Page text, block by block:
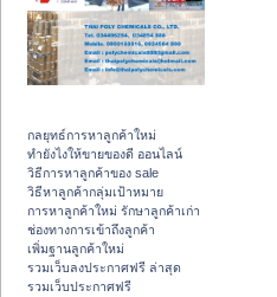
กลยุทธ์การหาลูกค้าใหม่
ทํายังไงให้ขายของดี ออนไลน์
วิธีการหาลูกค้าของ sale
วิธีหาลูกค้ากลุ่มเป้าหมาย
การหาลูกค้าใหม่ รักษาลูกค้าเก่า
ช่องทางการเข้าถึงลูกค้า
เพิ่มฐานลูกค้าใหม่
รวมเว็บลงประกาศฟรี ล่าสุด
รวมเว็บประกาศฟรี